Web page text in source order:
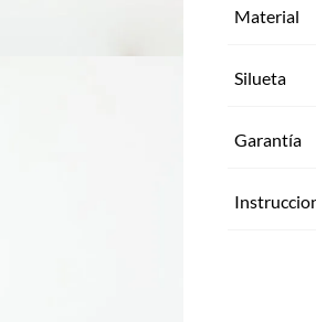
Material
Silueta
Garantía